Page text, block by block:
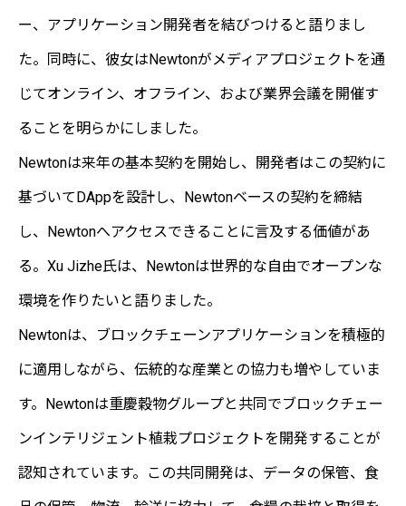
ー、アプリケーション開発者を結びつけると語りまし
た。同時に、彼女はNewtonがメディアプロジェクトを通
じてオンライン、オフライン、および業界会議を開催す
ることを明らかにしました。
Newtonは来年の基本契約を開始し、開発者はこの契約に
基づいてDAppを設計し、Newtonベースの契約を締結
し、Newtonへアクセスできることに言及する価値があ
る。Xu Jizhe氏は、Newtonは世界的な自由でオープンな
環境を作りたいと語りました。
Newtonは、ブロックチェーンアプリケーションを積極的
に適用しながら、伝統的な産業との協力も増やしていま
す。Newtonは重慶穀物グループと共同でブロックチェー
ンインテリジェント植栽プロジェクトを開発することが
認知されています。この共同開発は、データの保管、食